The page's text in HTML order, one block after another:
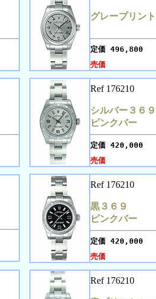
グレープリン
定価 496,800
売価
Ref 176210
シルバー３６９
ピンクバー
定価 420,000
売価
Ref 176210
黒３６９
ピンクバー
定価 420,000
売価
Ref 176210